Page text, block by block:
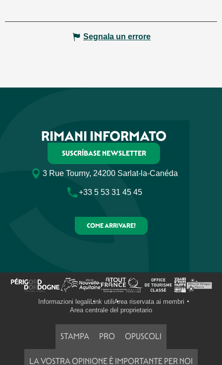
Segnala un errore
RIMANI INFORMATO
SUSCRÍBASE NEWSLETTER
3 Rue Tourny, 24200 Sarlat-la-Canéda
+33 5 53 31 45 45
COME ARRIVARE?
Informazioni legali Link utiliArea riservata ai membri
Area centrale del proprietario
STAMPA PRO OPUSCOLI
LA VOSTRA OPINIONE È IMPORTANTE PER NOI